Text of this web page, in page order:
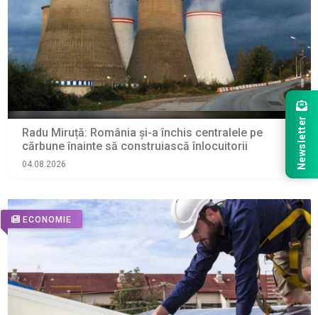
Radu Miruță: România și-a închis centralele pe
cărbune înainte să construiască înlocuitorii
04.08.2026
ECONOMIE
Newsletter